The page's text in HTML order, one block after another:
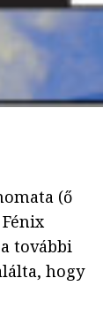
(ő
további
hogy